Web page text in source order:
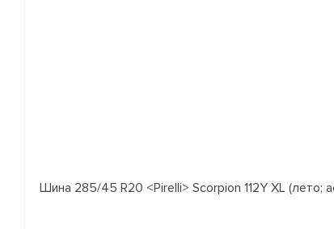
Шина 285/45 R20 <Pirelli> Scorpion 112Y XL (лето;